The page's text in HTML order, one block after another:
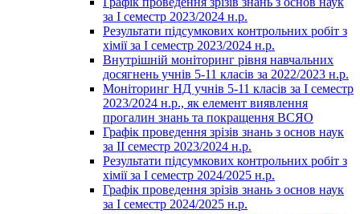
за І семестр 2023/2024 н.р.
Результати підсумкових контрольних робіт з
хімії за І семестр 2023/2024 н.р.
Внутрішній моніторинг рівня навчальних
досягнень учнів 5-11 класів за 2022/2023 н.р.
Моніторинг НД учнів 5-11 класів за І семестр
2023/2024 н.р., як елемент виявлення
прогалин знань та покращення ВСЯО
Графік проведення зрізів знань з основ наук
за ІІ семестр 2023/2024 н.р.
Результати підсумкових контрольних робіт з
хімії за І семестр 2024/2025 н.р.
Графік проведення зрізів знань з основ наук
за І семестр 2024/2025 н.р.